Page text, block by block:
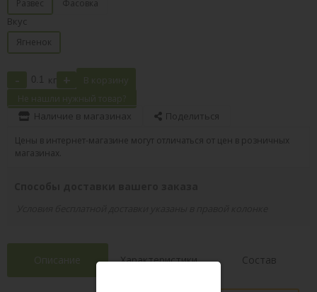
Развес Фасовка
Вкус
Ягненок
- кг + В корзину
Не нашли нужный товар?
Наличие в магазинах Поделиться
Цены в интернет-магазине могут отличаться от цен в розничных
магазинах.
Описание Характеристики Состав